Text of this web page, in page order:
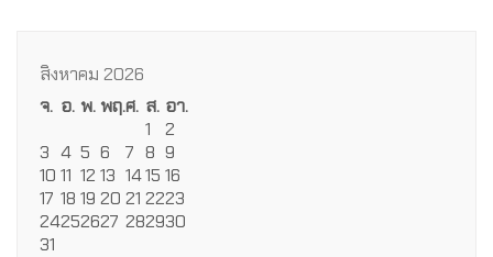
สิงหาคม 2026
จ. อ. พ.พฤ.ศ. ส. อา.
1
2
3 4 5 6 7 8 9
10 11 12 13 1415 16
17 18 19 20 21 2223
24252627 282930
31